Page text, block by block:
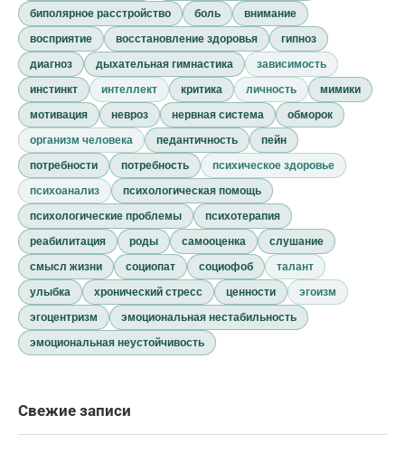
биполярное расстройство
боль
внимание
восприятие
восстановление здоровья
гипноз
диагноз
дыхательная гимнастика
зависимость
инстинкт
интеллект критика личность
мимики
мотивация
невроз нервная система
обморок
организм человека
педантичность
пейн
потребности
потребность
психическое здоровье
психоанализ
психологическая помощь
психологические проблемы
психотерапия
реабилитация
роды самооценка
слушание
смысл жизни
социопат социофоб
талант
улыбка
хронический стресс ценности
эгоизм
эгоцентризм
эмоциональная нестабильность
эмоциональная неустойчивость
Свежие записи